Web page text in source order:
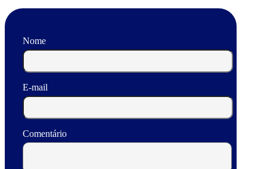
Nome
E-mail
Comentário